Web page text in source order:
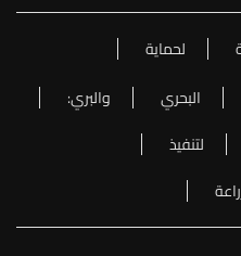
لحماية
البحري
والبري:
لتنفيذ